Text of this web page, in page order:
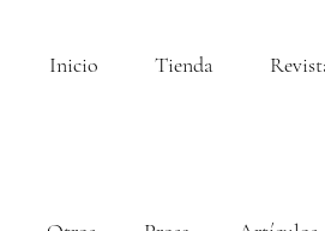
Inicio Tienda